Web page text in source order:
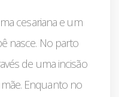
cesariana e um
nasce. No parto
de uma incisão
Enquanto no